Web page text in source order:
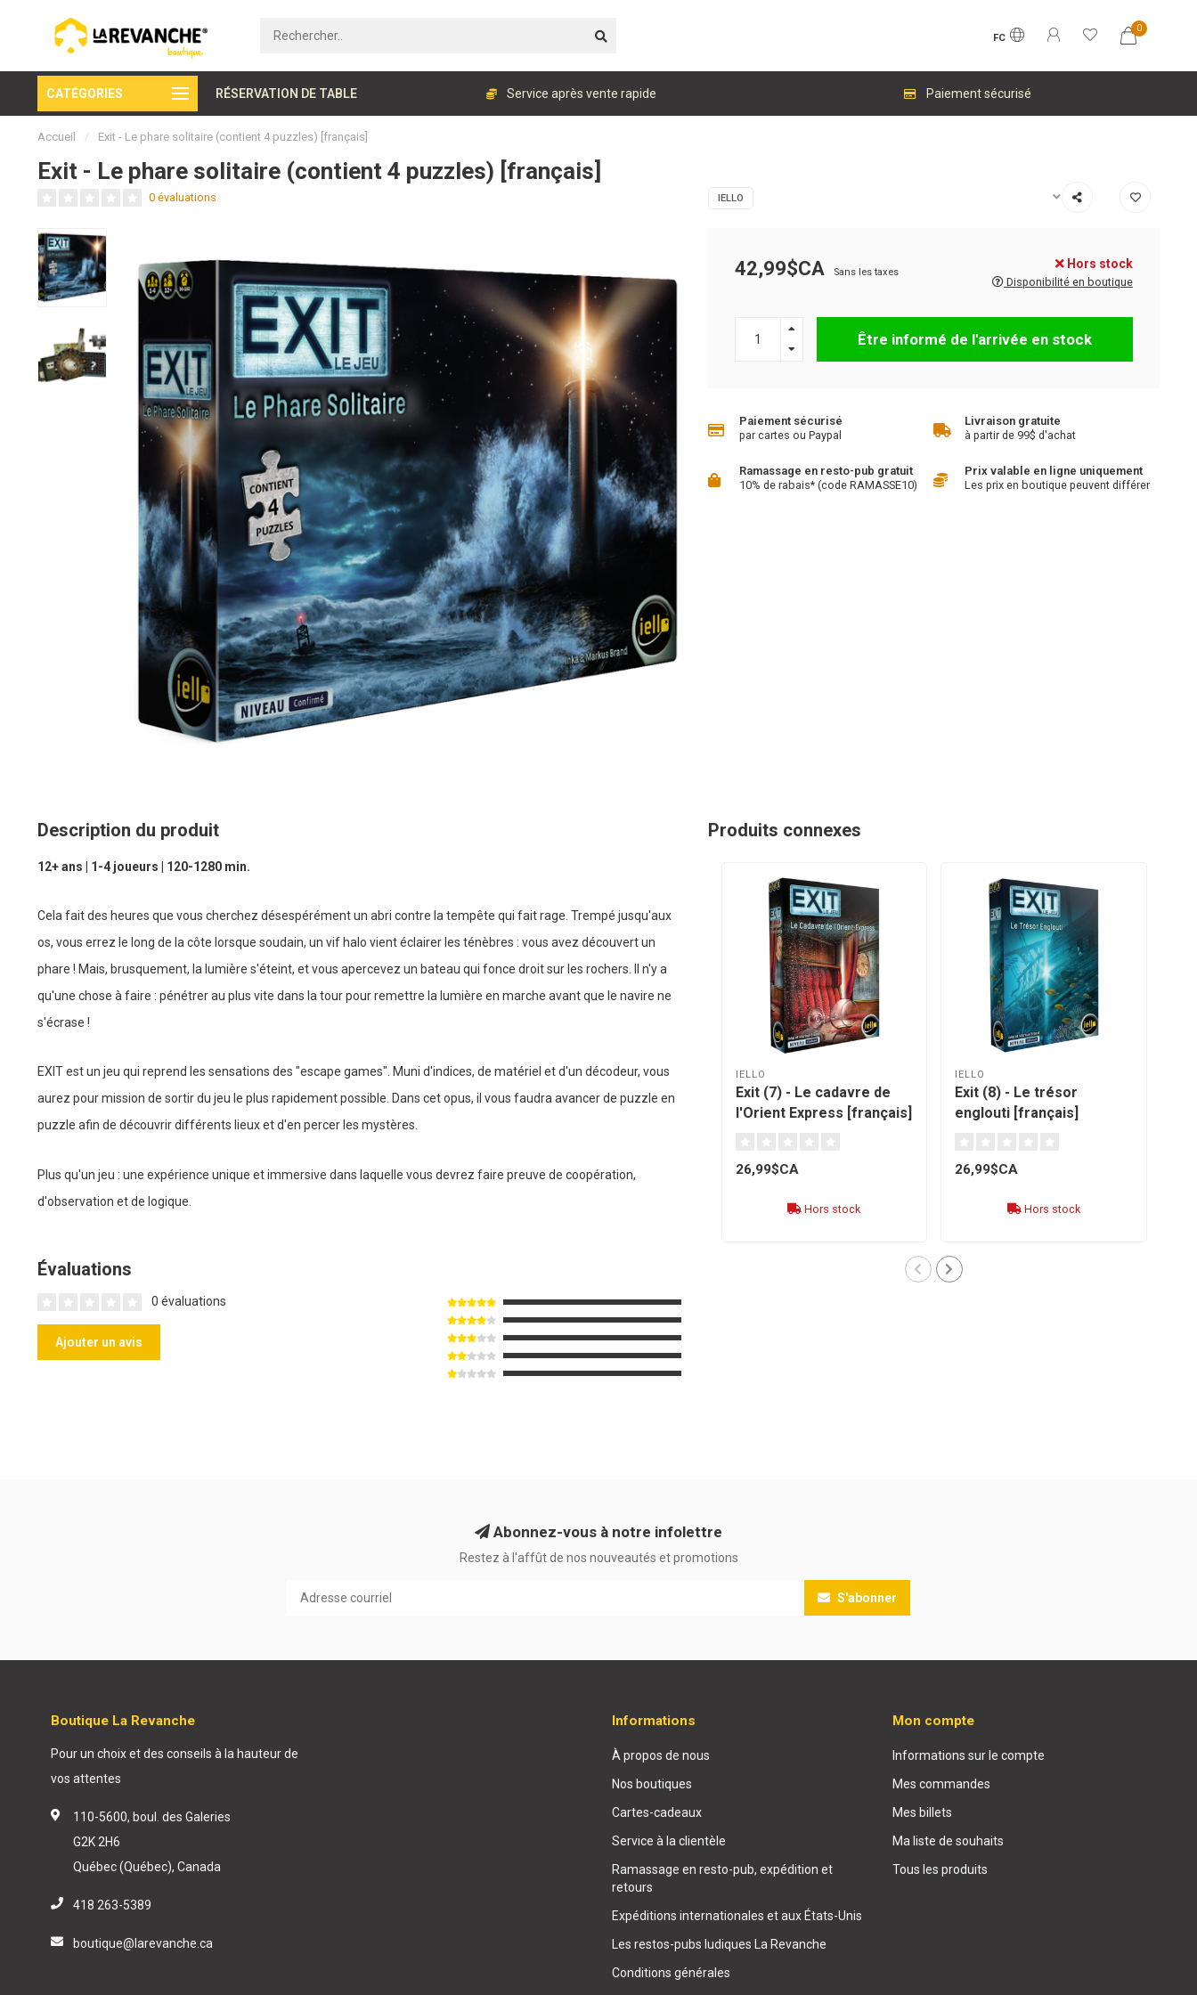
FC
0
CATÉGORIES RÉSERVATION DE TABLE
Paiement sécurisé Service après vente rapide Paiement sécurisé
Accueil / Exit - Le phare solitaire (contient 4 puzzles) [français]
Exit - Le phare solitaire (contient 4 puzzles) [français]
0 évaluations IELLO
42,99$CA Sans les taxes
Hors stock
Disponibilité en boutique
Être informé de l'arrivée en stock
Paiement sécurisé
par cartes ou Paypal
Livraison gratuite
à partir de 99$ d'achat
Ramassage en resto-pub gratuit
10% de rabais* (code RAMASSE10)
Prix valable en ligne uniquement
Les prix en boutique peuvent différer
Description du produit
12+ ans | 1-4 joueurs | 120-1280 min.
Cela fait des heures que vous cherchez désespérément un abri contre la tempête qui fait rage. Trempé jusqu'aux
os, vous errez le long de la côte lorsque soudain, un vif halo vient éclairer les ténèbres : vous avez découvert un
phare ! Mais, brusquement, la lumière s'éteint, et vous apercevez un bateau qui fonce droit sur les rochers. Il n'y a
qu'une chose à faire : pénétrer au plus vite dans la tour pour remettre la lumière en marche avant que le navire ne
s'écrase !
EXIT est un jeu qui reprend les sensations des "escape games". Muni d'indices, de matériel et d'un décodeur, vous
aurez pour mission de sortir du jeu le plus rapidement possible. Dans cet opus, il vous faudra avancer de puzzle en
puzzle afin de découvrir différents lieux et d'en percer les mystères.
Plus qu'un jeu : une expérience unique et immersive dans laquelle vous devrez faire preuve de coopération,
d'observation et de logique.
Évaluations
0 évaluations
Ajouter un avis
Produits connexes
IELLO
Exit (7) - Le cadavre de
l'Orient Express [français]
26,99$CA
Hors stock
IELLO
Exit (8) - Le trésor
englouti [français]
26,99$CA
Hors stock
Abonnez-vous à notre infolettre
Restez à l'affût de nos nouveautés et promotions
S'abonner
Boutique La Revanche
Pour un choix et des conseils à la hauteur de
vos attentes
110-5600, boul. des Galeries
G2K 2H6
Québec (Québec), Canada
418 263-5389
boutique@larevanche.ca
Informations
À propos de nous
Nos boutiques
Cartes-cadeaux
Service à la clientèle
Ramassage en resto-pub, expédition et
retours
Expéditions internationales et aux États-Unis
Les restos-pubs ludiques La Revanche
Conditions générales
Mon compte
Informations sur le compte
Mes commandes
Mes billets
Ma liste de souhaits
Tous les produits